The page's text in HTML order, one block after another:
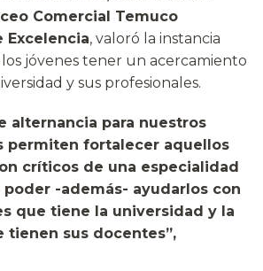
Comercial Temuco
Excelencia, valoró la instancia
jóvenes tener un acercamiento
y sus profesionales.
alternancia para nuestros
permiten fortalecer aquellos
críticos de una especialidad
-además- ayudarlos con
que tiene la universidad y la
tienen sus docentes”,